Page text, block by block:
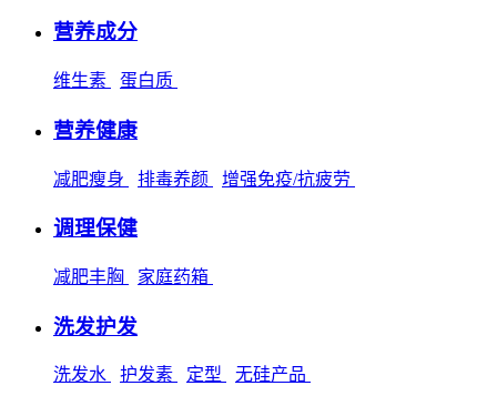
营养成分
维生素 蛋白质
营养健康
减肥瘦身 排毒养颜 增强免疫/抗疲劳
调理保健
减肥丰胸 家庭药箱
洗发护发
洗发水 护发素 定型 无硅产品